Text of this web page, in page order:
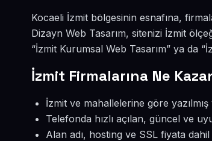
Kocaeli İzmit bölgesinin esnafına,
Dizayn Web Tasarım, sitenizi İzmit
“İzmit Kurumsal Web Tasarım” ya da
İzmit Firmalarına Ne
İzmit ve mahallelerine göre
Telefonda hızlı açılan, güncel ve
Alan adı, hosting ve SSL fiyata dahil